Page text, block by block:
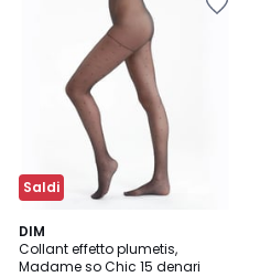
Saldi
DIM
Collant effetto plumetis,
Madame so Chic 15 denari
3,8
/ 5